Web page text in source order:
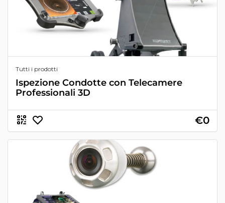
Tutti i prodotti
Ispezione Condotte con Telecamere
Professionali 3D
€0